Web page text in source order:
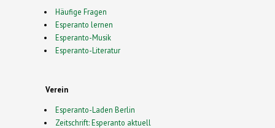
Häufige Fragen
Esperanto lernen
Esperanto-Musik
Esperanto-Literatur
Verein
Esperanto-Laden Berlin
Zeitschrift: Esperanto aktuell